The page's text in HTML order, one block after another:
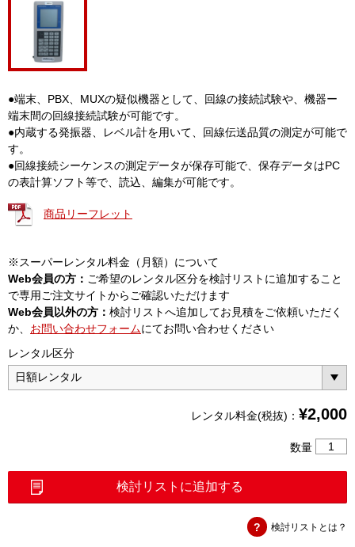
●端末、PBX、MUXの疑似機器として、回線の接続試験や、機器ー
端末間の回線接続試験が可能です。
●内蔵する発振器、レベル計を用いて、回線伝送品質の測定が可能で
す。
●回線接続シーケンスの測定データが保存可能で、保存データはPC
の表計算ソフト等で、読込、編集が可能です。
商品リーフレット
※スーパーレンタル料金（月額）について
Web会員の方： ご希望のレンタル区分を検討リストに追加すること
で専用ご注文サイトからご確認いただけます
Web会員以外の方： 検討リストへ追加してお見積をご依頼いただく
か、 お問い合わせフォームにてお問い合わせください
レンタル区分
レンタル料金(税抜)： ¥2,000
数量
（MS-
検討リストに追加する
検討リストとは？